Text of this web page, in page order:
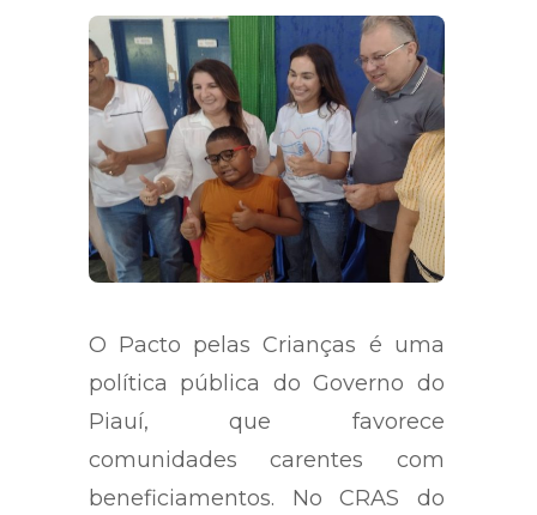
O Pacto pelas Crianças é uma
política pública do Governo do
Piauí, que favorece
comunidades carentes com
beneficiamentos. No CRAS do